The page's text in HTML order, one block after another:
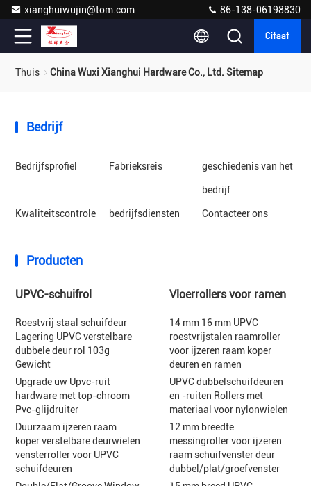
xianghuiwujin@tom.com 86-138-06198830
Citaat
Thuis China Wuxi Xianghui Hardware Co., Ltd. Sitemap
Bedrijf
Bedrijfsprofiel Fabrieksreis geschiedenis van het
bedrijf
Kwaliteitscontrole bedrijfsdiensten Contacteer ons
Producten
UPVC-schuifrol
Roestvrij staal schuifdeur
Lagering UPVC verstelbare
dubbele deur rol 103g
Gewicht
Upgrade uw Upvc-ruit
hardware met top-chroom
Pvc-glijdruiter
Duurzaam ijzeren raam
koper verstelbare deurwielen
vensterroller voor UPVC
schuifdeuren
Vloerrollers voor ramen
14 mm 16 mm UPVC
roestvrijstalen raamroller
voor ijzeren raam koper
deuren en ramen
UPVC dubbelschuifdeuren
en -ruiten Rollers met
materiaal voor nylonwielen
12 mm breedte
messingroller voor ijzeren
raam schuifvenster deur
dubbel/plat/groefvenster